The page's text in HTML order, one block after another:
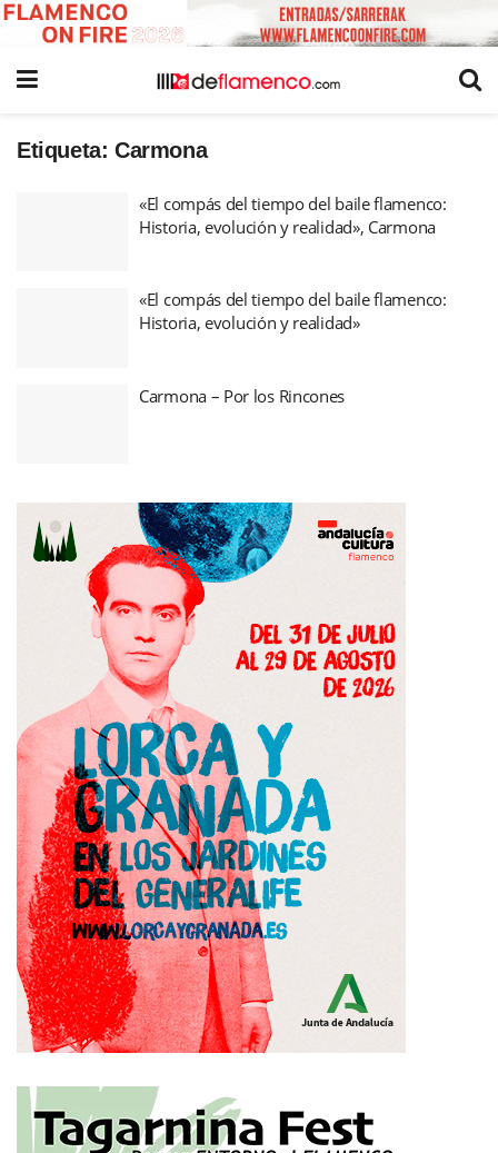
Etiqueta: Carmona
«El compás del tiempo del baile flamenco:
Historia, evolución y realidad», Carmona
«El compás del tiempo del baile flamenco:
Historia, evolución y realidad»
Carmona – Por los Rincones